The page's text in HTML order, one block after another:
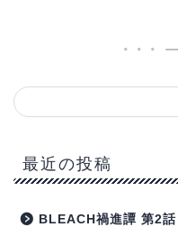
最近の投稿
BLEACH禍進譚 第2